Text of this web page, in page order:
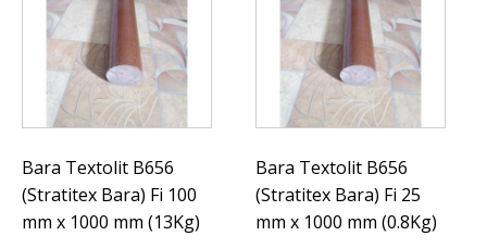
Bara Textolit B656
(Stratitex Bara) Fi 100
mm x 1000 mm (13Kg)
Bara Textolit B656
(Stratitex Bara) Fi 25
mm x 1000 mm (0.8Kg)